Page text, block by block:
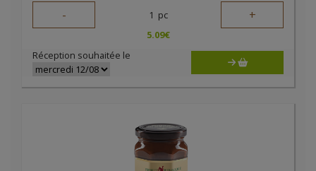
- 1 pc +
5.09€
Réception souhaitée le